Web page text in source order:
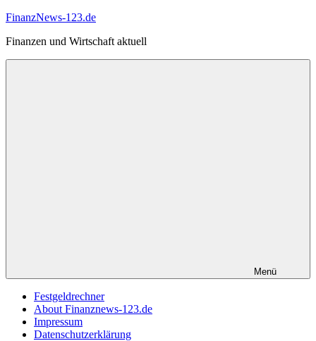
Zum
springen
FinanzNews-123.de
Finanzen und Wirtschaft aktuell
Menü
Festgeldrechner
About Finanznews-123.de
Impressum
Datenschutzerklärung